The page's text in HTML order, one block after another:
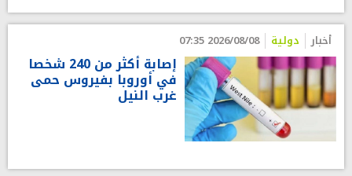
أخبار دولية 2026/08/08 07:35
إصابة أكثر من 240 شخصا
في أوروبا بفيروس حمى
غرب النيل